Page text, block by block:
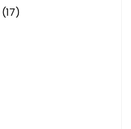
(17)